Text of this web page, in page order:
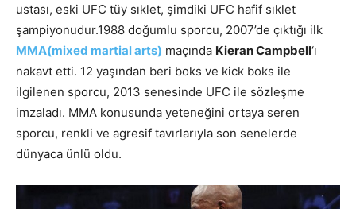
ustası, eski UFC tüy sıklet, şimdiki UFC hafif sıklet
şampiyonudur.1988 doğumlu sporcu, 2007’de çıktığı ilk
MMA(mixed martial arts) maçında Kieran Campbell‘ı
nakavt etti. 12 yaşından beri boks ve kick boks ile
ilgilenen sporcu, 2013 senesinde UFC ile sözleşme
imzaladı. MMA konusunda yeteneğini ortaya seren
sporcu, renkli ve agresif tavırlarıyla son senelerde
dünyaca ünlü oldu.